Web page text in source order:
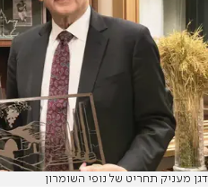
דגן מעניק תחריט של נופי השומרון